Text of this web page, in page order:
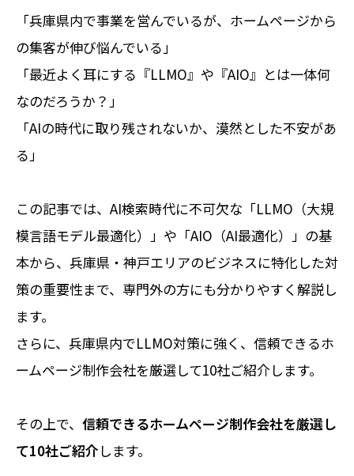
「兵庫県内で事業を営んでいるが、ホームページから
の集客が伸び悩んでいる」
「最近よく耳にする『LLMO』や『AIO』とは一体何
なのだろうか？」
「AIの時代に取り残されないか、漠然とした不安があ
る」
この記事では、AI検索時代に不可欠な「LLMO（大規
模言語モデル最適化）」や「AIO（AI最適化）」の基
本から、兵庫県・神戸エリアのビジネスに特化した対
策の重要性まで、専門外の方にも分かりやすく解説し
ます。
さらに、兵庫県内でLLMO対策に強く、信頼できるホ
ームページ制作会社を厳選して10社ご紹介します。
その上で、 信頼できるホームページ制作会社を厳選し
て10社ご紹介 します。